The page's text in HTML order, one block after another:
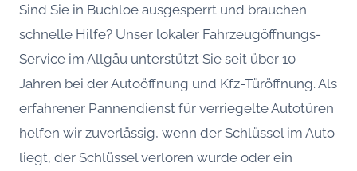
Sind Sie in Buchloe ausgesperrt und brauchen
schnelle Hilfe? Unser lokaler Fahrzeugöffnungs-
Service im Allgäu unterstützt Sie seit über 10
Jahren bei der Autoöffnung und Kfz-Türöffnung. Als
erfahrener Pannendienst für verriegelte Autotüren
helfen wir zuverlässig, wenn der Schlüssel im Auto
liegt, der Schlüssel verloren wurde oder ein